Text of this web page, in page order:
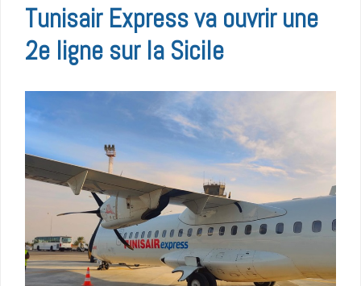
Tunisair Express va ouvrir une
2e ligne sur la Sicile